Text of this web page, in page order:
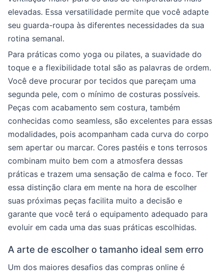
elevadas. Essa versatilidade permite que você adapte
seu guarda-roupa às diferentes necessidades da sua
rotina semanal.
Para práticas como yoga ou pilates, a suavidade do
toque e a flexibilidade total são as palavras de ordem.
Você deve procurar por tecidos que pareçam uma
segunda pele, com o mínimo de costuras possíveis.
Peças com acabamento sem costura, também
conhecidas como seamless, são excelentes para essas
modalidades, pois acompanham cada curva do corpo
sem apertar ou marcar. Cores pastéis e tons terrosos
combinam muito bem com a atmosfera dessas
práticas e trazem uma sensação de calma e foco. Ter
essa distinção clara em mente na hora de escolher
suas próximas peças facilita muito a decisão e
garante que você terá o equipamento adequado para
evoluir em cada uma das suas práticas escolhidas.
A arte de escolher o tamanho ideal sem erro
Um dos maiores desafios das compras online é